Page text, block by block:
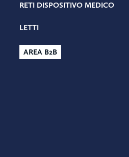
RETI DISPOSITIVO MEDICO
LETTI
AREA B2B